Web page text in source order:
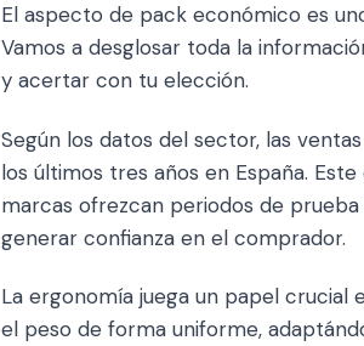
El aspecto de pack económico es
Vamos a desglosar toda la
y acertar con tu elección.
Según los datos del sector, las
los últimos tres años en España.
marcas ofrezcan periodos de
generar confianza en el comprador.
La ergonomía juega un papel
el peso de forma uniforme,